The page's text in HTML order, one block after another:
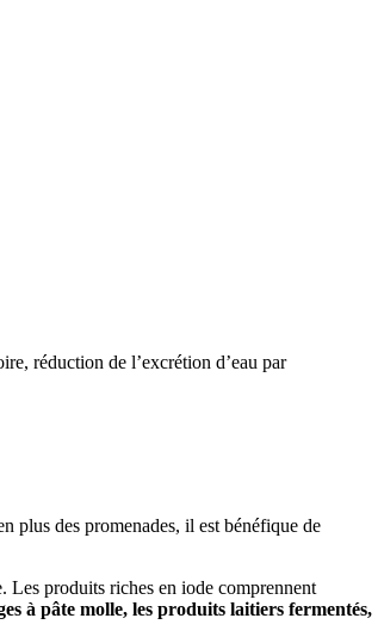
réduction de l’excrétion d’eau par
plus des promenades, il est bénéfique de
Les produits riches en iode comprennent
à pâte molle, les produits laitiers fermentés,